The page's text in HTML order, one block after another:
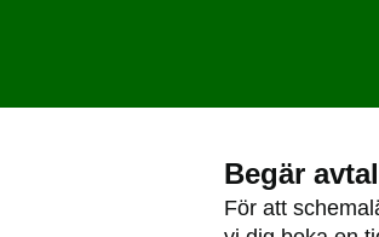
Begär
För att